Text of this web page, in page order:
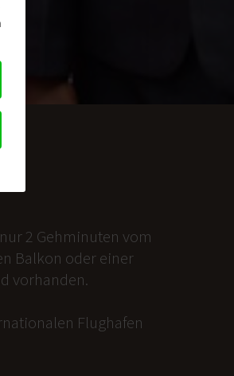
2 Gehminuten vom
Balkon oder einer
vorhanden.
Flughafen